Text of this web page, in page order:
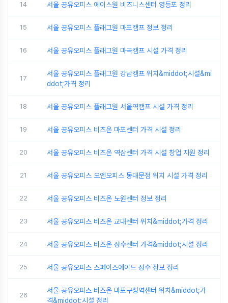
14 서울 공유오피스 에이스원 비즈니스센터 영등포 정리
15 서울 공유오피스 플래그원 마포캠프 정보 정리
16 서울 공유오피스 플래그원 마곡캠프 시설 가격 정리
17
서울 공유오피스 플래그원 강남캠프 위치&middot;시설&mi
ddot;가격 정리
18 서울 공유오피스 플래그원 서울역캠프 시설 가격 정리
19 서울 공유오피스 비즈온 마포센터 가격 시설 정리
20 서울 공유오피스 비즈온 역삼센터 가격 시설 창업 지원 정리
21 서울 공유오피스 오엔오피스 동대문점 위치 시설 가격 정리
22 서울 공유오피스 비즈온 노원센터 정보 정리
23 서울 공유오피스 비즈온 교대센터 위치&middot;가격 정리
24 서울 공유오피스 비즈온 성수센터 가격&middot;시설 정리
25 서울 공유오피스 스페이스에이드 성수 정보 정리
26
서울 공유오피스 비즈온 마포구청역센터 위치&middot;가
격&middot;시설 정리